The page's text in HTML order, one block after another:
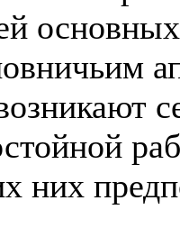
них